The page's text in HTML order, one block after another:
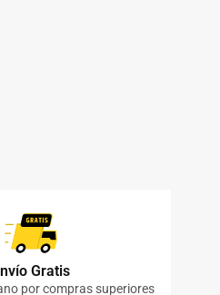
Gratis
por compras superiores